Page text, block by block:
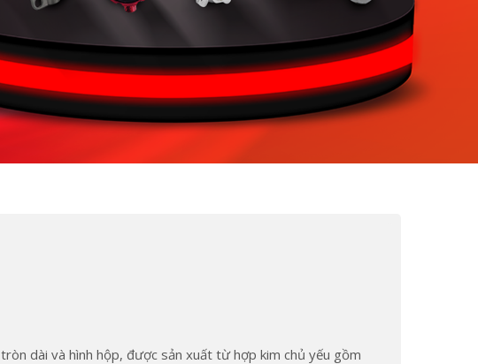
dài và hình hộp, được sản xuất từ hợp kim chủ yếu gồm